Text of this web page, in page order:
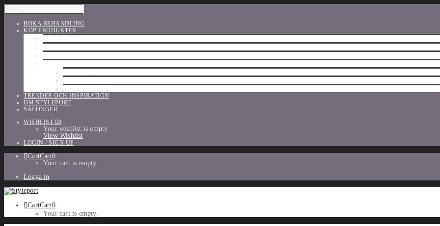
BOKA BEHANDLING
KÖP PRODUKTER
TRENDER OCH INSPIRATION
OM STYLEPORT
SALONGER
WISHLIST
0
Your wishlist is empty.
View Wishlist
LOGIN / SIGN UP
CartCart0
Your cart is empty.
Logga in
CartCart0
Your cart is empty.